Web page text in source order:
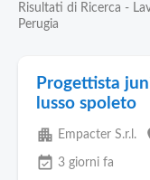
Elenco
professioni
Blog
Risultati di Ricerca -
Perugia
Progettista
lusso spoleto
apartment Empacter S.r.l.
event_available 3 giorni fa